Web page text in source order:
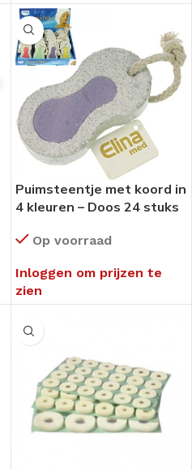
Puimsteentje met koord in
4 kleuren – Doos 24 stuks
Op voorraad
Inloggen om prijzen te
zien